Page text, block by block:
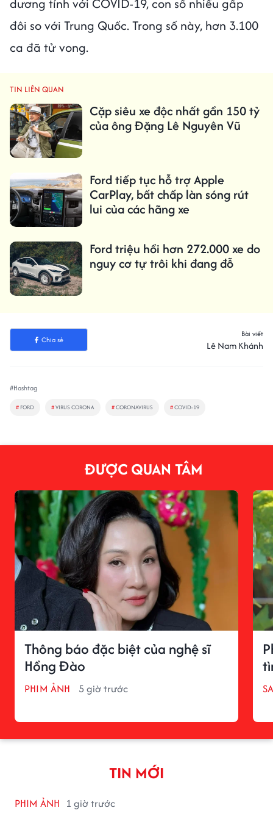
đôi so với Trung Quốc. Trong số này, hơn 3.100
ca đã tử vong.
TIN LIÊN QUAN
Cặp siêu xe độc nhất gần 150 tỷ
của ông Đặng Lê Nguyên Vũ
Ford tiếp tục hỗ trợ Apple
CarPlay, bất chấp làn sóng rút
lui của các hãng xe
Ford triệu hồi hơn 272.000 xe do
nguy cơ tự trôi khi đang đỗ
Chia sẻ
Bài viết
Lê Nam Khánh
#Hashtag
# FORD #VIRUS CORONA #CORONAVIRUS #COVID-19
ĐƯỢC QUAN TÂM
Thông báo đặc biệt của nghệ sĩ
Hồng Đào
PHIM ẢNH 5 giờ trước
TIN MỚI
PHIM ẢNH 1 giờ trước